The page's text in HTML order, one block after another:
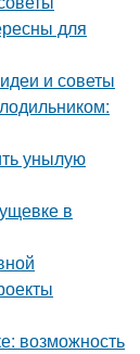
для
и советы
унылую
в
возможность